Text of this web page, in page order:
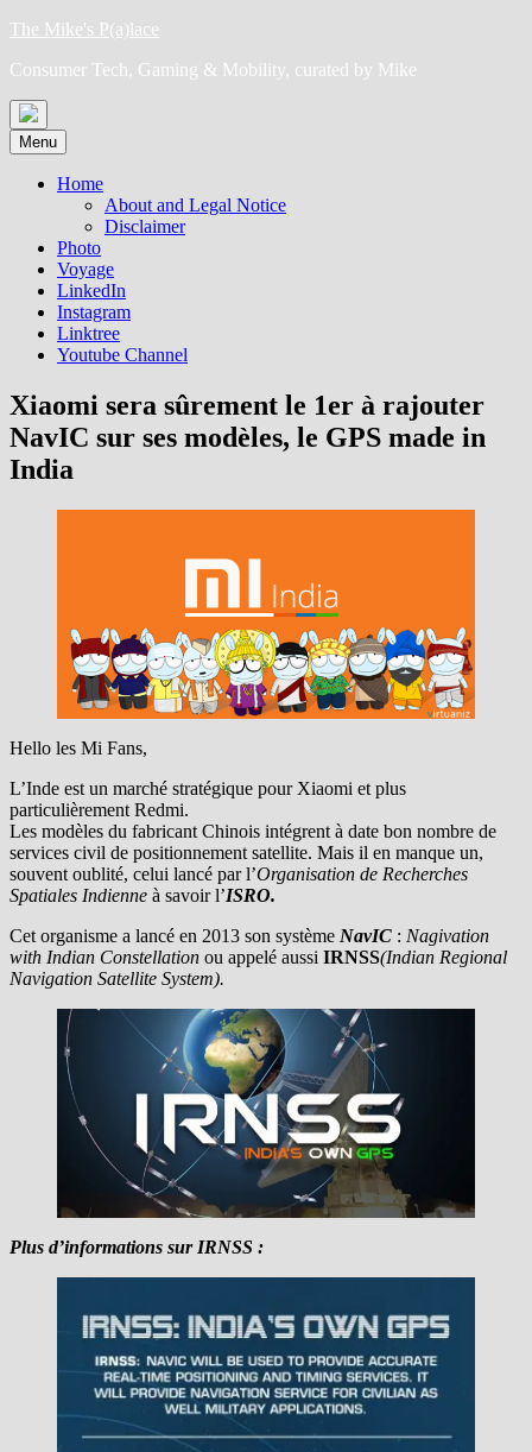
Skip
content
The Mike's P(a)lace
Consumer Tech, Gaming & Mobility, curated by Mike
Menu
Home
About and Legal Notice
Disclaimer
Photo
Voyage
LinkedIn
Instagram
Linktree
Youtube Channel
Xiaomi sera sûrement le 1er à rajouter
NavIC sur ses modèles, le GPS made in
India
Hello les Mi Fans,
L’Inde est un marché stratégique pour Xiaomi et plus
particulièrement Redmi.
Les modèles du fabricant Chinois intégrent à date bon nombre de
services civil de positionnement satellite. Mais il en manque un,
souvent oublité, celui lancé par l’Organisation de Recherches
Spatiales Indienne à savoir l’ISRO.
Cet organisme a lancé en 2013 son système NavIC : Nagivation
with Indian Constellation ou appelé aussi IRNSS(Indian Regional
Navigation Satellite System).
Plus d’informations sur IRNSS :